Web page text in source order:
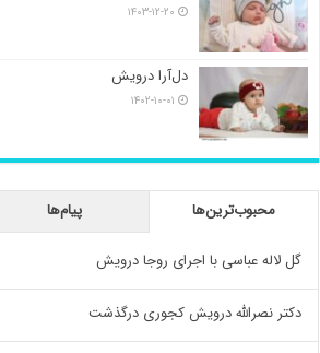
۱۴۰۳-۱۲-۲۰
دل‌آرا درویش
۱۴۰۲-۱۰-۰۱
محبوب‌ترین‌ها پیام‌ها
گل لاله عباسی با اجرای روجا درویش
دکتر نصرالله درویش کجوری درگذشت